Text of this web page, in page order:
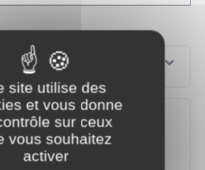
!
il passer une visite médicale
de travail ?
site utilise des
et vous donne
sur ceux
vous souhaitez
activer